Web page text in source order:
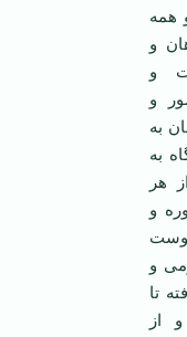
همه
و
و
و
به
به
هر
و
و
تا
از